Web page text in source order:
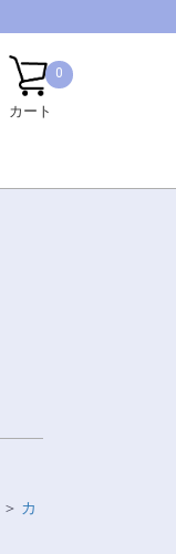
0
カート
＞ カ